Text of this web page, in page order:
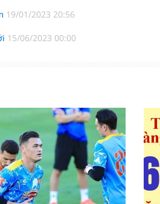
19/01/2023 20:56
15/06/2023 00:00